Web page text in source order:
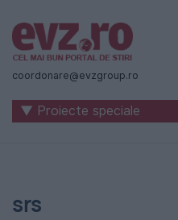
Știri
naționale
internaționale
-
coordonare@evzgroup.ro
▼ Proiecte speciale
srs